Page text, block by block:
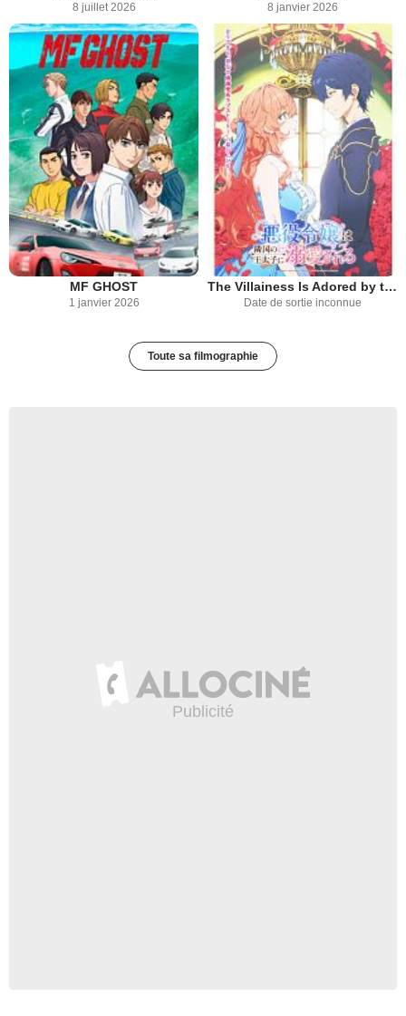
8 juillet 2026 8 janvier 2026
MF GHOST
1 janvier 2026
The Villainess Is Adored by the Prince of the Neighbor Kingdom
Date de sortie inconnue
Toute sa filmographie